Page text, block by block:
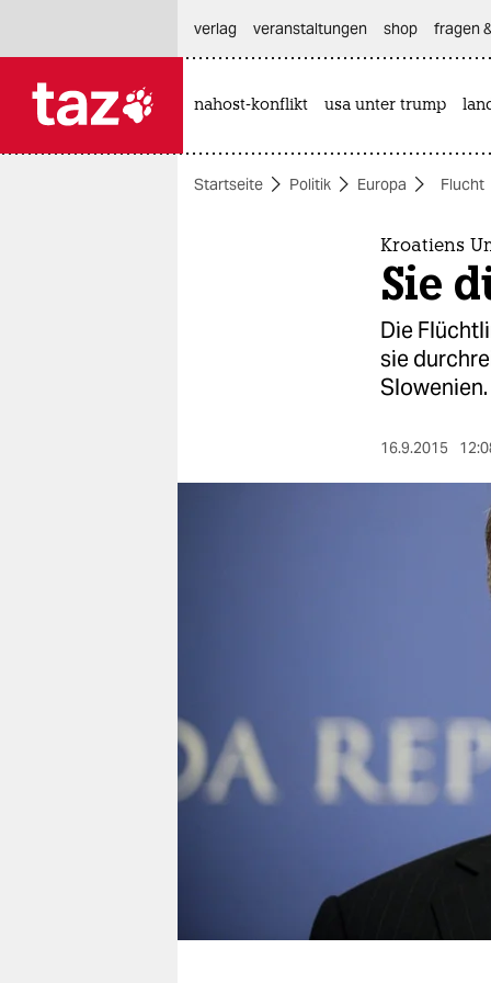
themen
veranstaltungen
shop
genossenschaft
verlag
veranstaltungen shop fragen
nahost-konflikt usa unter trump
Startseite Politik Europa Flucht
Kroatiens
Sie
Die
sie
Slowenien.
16.9.2015